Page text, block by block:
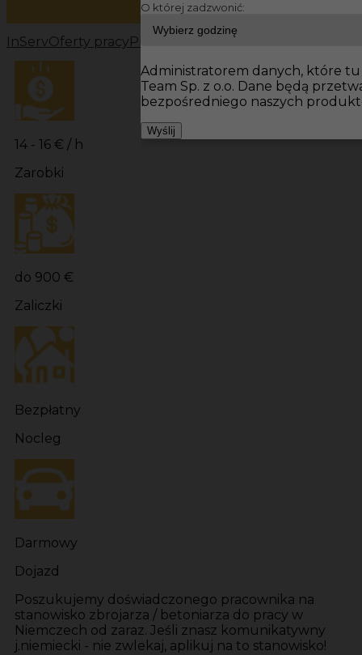
InServOferty pracy Prace budowlane Niemcy
14 - 16 € / h
Zarobki
do 900 €
Zaliczki
Bezpłatny
Nocleg
Darmowy
Dojazd
Poszukujemy doświadczonego pracownika na
stanowisko zbrojarza / betoniarza do pracy w
Niemczech od zaraz. Jeśli znasz komunikatywny
j.niemiecki - nie zwlekaj, aplikuj na to stanowisko!
O której zadzwonić:
Administratorem danych, które tu
Team Sp. z o.o. Dane będą
bezpośredniego naszych
Wyślij